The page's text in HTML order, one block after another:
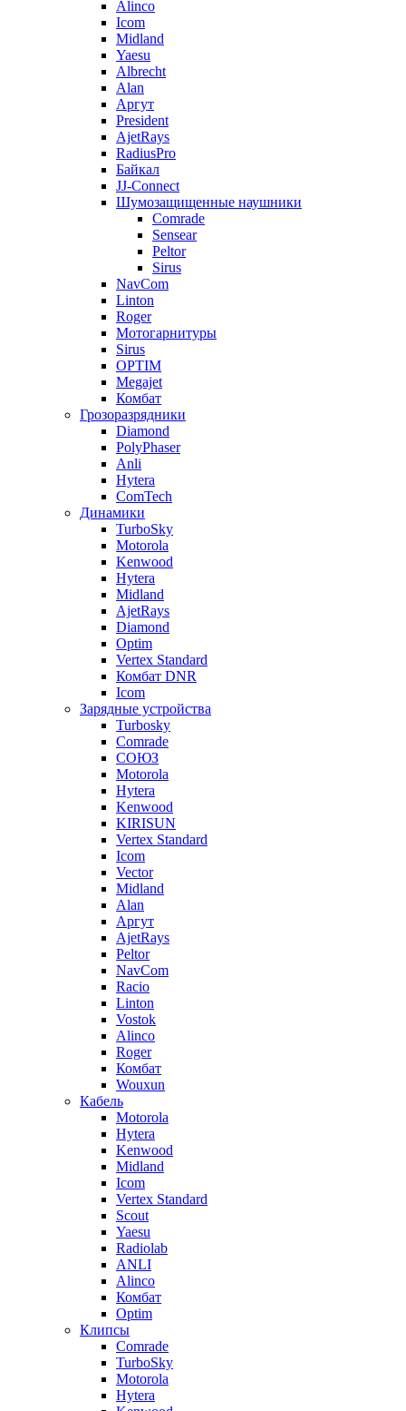
Alinco
Icom
Midland
Yaesu
Albrecht
Alan
Аргут
President
AjetRays
RadiusPro
Байкал
JJ-Connect
Шумозащищенные наушники
Comrade
Sensear
Peltor
Sirus
NavCom
Linton
Roger
Мотогарнитуры
Sirus
OPTIM
Megajet
Комбат
Грозоразрядники
Diamond
PolyPhaser
Anli
Hytera
ComTech
Динамики
TurboSky
Motorola
Kenwood
Hytera
Midland
AjetRays
Diamond
Optim
Vertex Standard
Комбат DNR
Icom
Зарядные устройства
Turbosky
Comrade
СОЮЗ
Motorola
Hytera
Kenwood
KIRISUN
Vertex Standard
Icom
Vector
Midland
Alan
Аргут
AjetRays
Peltor
NavCom
Racio
Linton
Vostok
Alinco
Roger
Комбат
Wouxun
Кабель
Motorola
Hytera
Kenwood
Midland
Icom
Vertex Standard
Scout
Yaesu
Radiolab
ANLI
Alinco
Комбат
Optim
Клипсы
Comrade
TurboSky
Motorola
Hytera